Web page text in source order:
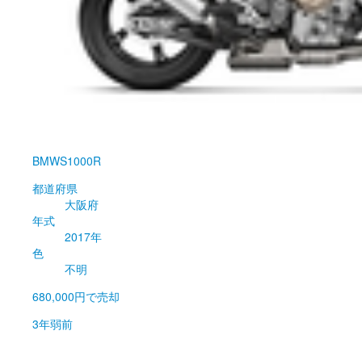
BMWS1000R
都道府県
大阪府
年式
2017年
色
不明
680,000円で売却
3年弱前